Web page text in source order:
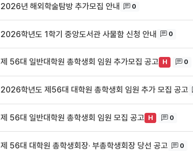
2026년 해외학술탐방 추가모집 안내 0
2026학년도 1학기 중앙도서관 사물함 신청 안내 0
제 56대 일반대학원 총학생회 임원 추가모집 공고 H 0
2026학년도 제56대 대학원 총학생회 임원 추가 모집 공고
제 56대 일반대학원 총학생회 임원 모집 공고 H 0
제 56대 대학원 총학생회장· 부총학생회장 당선 공고 0